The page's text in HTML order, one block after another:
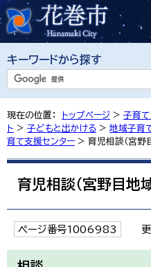
キーワードから探す
現在の位置： トップページ > 子育て
ト > 子どもと出かける > 地域子育
育て支援センター > 育児相談（宮野
育児相談（宮野目地
ページ番号1006983 更